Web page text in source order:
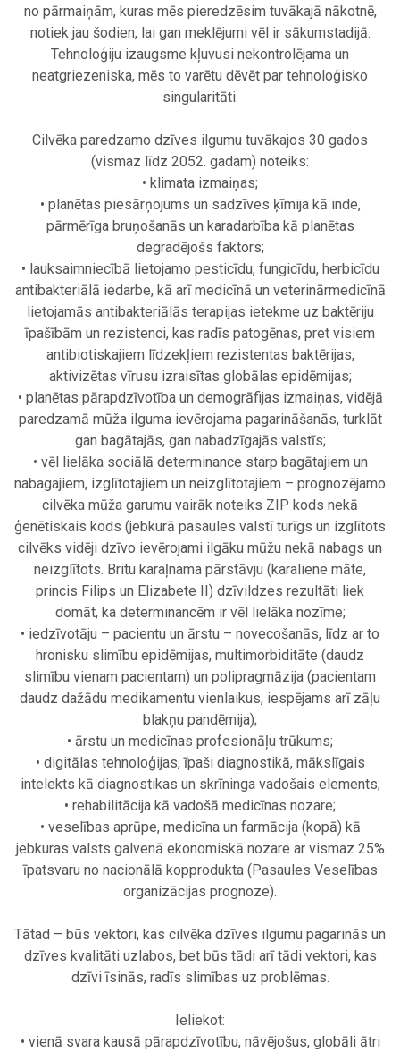
no pārmaiņām, kuras mēs pieredzēsim tuvākajā nākotnē,
notiek jau šodien, lai gan meklējumi vēl ir sākumstadijā.
Tehnoloģiju izaugsme kļuvusi nekontrolējama un
neatgriezeniska, mēs to varētu dēvēt par tehnoloģisko
singularitāti.
Cilvēka paredzamo dzīves ilgumu tuvākajos 30 gados
(vismaz līdz 2052. gadam) noteiks:
• klimata izmaiņas;
• planētas piesārņojums un sadzīves ķīmija kā inde,
pārmērīga bruņošanās un karadarbība kā planētas
degradējošs faktors;
• lauksaimniecībā lietojamo pesticīdu, fungicīdu, herbicīdu
antibakteriālā iedarbe, kā arī medicīnā un veterinārmedicīnā
lietojamās antibakteriālās terapijas ietekme uz baktēriju
īpašībām un rezistenci, kas radīs patogēnas, pret visiem
antibiotiskajiem līdzekļiem rezistentas baktērijas,
aktivizētas vīrusu izraisītas globālas epidēmijas;
• planētas pārapdzīvotība un demogrāfijas izmaiņas, vidējā
paredzamā mūža ilguma ievērojama pagarināšanās, turklāt
gan bagātajās, gan nabadzīgajās valstīs;
• vēl lielāka sociālā determinance starp bagātajiem un
nabagajiem, izglītotajiem un neizglītotajiem – prognozējamo
cilvēka mūža garumu vairāk noteiks ZIP kods nekā
ģenētiskais kods (jebkurā pasaules valstī turīgs un izglītots
cilvēks vidēji dzīvo ievērojami ilgāku mūžu nekā nabags un
neizglītots. Britu karaļnama pārstāvju (karaliene māte,
princis Filips un Elizabete II) dzīvildzes rezultāti liek
domāt, ka determinancēm ir vēl lielāka nozīme;
• iedzīvotāju – pacientu un ārstu – novecošanās, līdz ar to
hronisku slimību epidēmijas, multimorbiditāte (daudz
slimību vienam pacientam) un polipragmāzija (pacientam
daudz dažādu medikamentu vienlaikus, iespējams arī zāļu
blakņu pandēmija);
• ārstu un medicīnas profesionāļu trūkums;
• digitālas tehnoloģijas, īpaši diagnostikā, mākslīgais
intelekts kā diagnostikas un skrīninga vadošais elements;
• rehabilitācija kā vadošā medicīnas nozare;
• veselības aprūpe, medicīna un farmācija (kopā) kā
jebkuras valsts galvenā ekonomiskā nozare ar vismaz 25%
īpatsvaru no nacionālā kopprodukta (Pasaules Veselības
organizācijas prognoze).
Tātad – būs vektori, kas cilvēka dzīves ilgumu pagarinās un
dzīves kvalitāti uzlabos, bet būs tādi arī tādi vektori, kas
dzīvi īsinās, radīs slimības uz problēmas.
Ieliekot:
• vienā svara kausā pārapdzīvotību, nāvējošus, globāli ātri